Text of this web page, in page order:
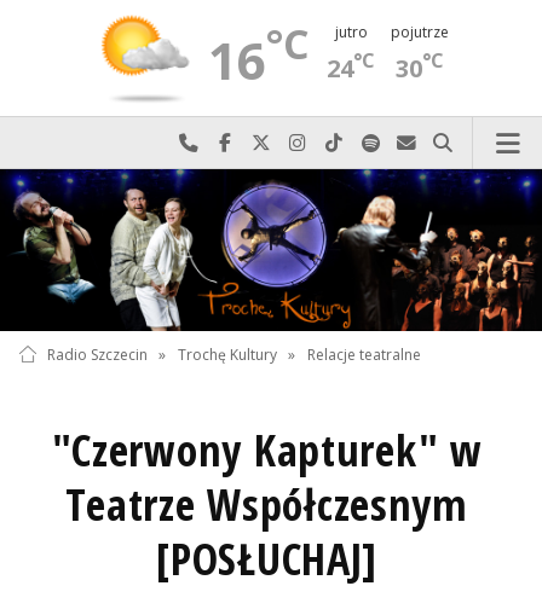
16°C jutro
24°C
pojutrze
30°C
Najlepiej po prostu do nas zadzwoń
Odwiedź nas na Facebook-u
Odwiedź nas na X
Odwiedź nas na Instagram-ie
Odwiedź nas na TikTok-u
Szukaj nas na Spotify
Wyślij do nas
Szukaj
Radio Szczecin » Trochę Kultury » Relacje teatralne
"Czerwony Kapturek" w
Teatrze Współczesnym
[POSŁUCHAJ]